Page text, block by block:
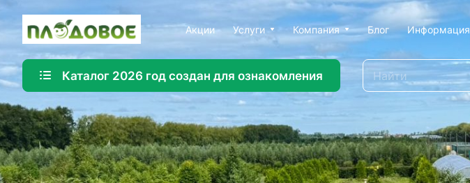
Акции Услуги Компания Блог Информация
Каталог 2026 год создан для ознакомления